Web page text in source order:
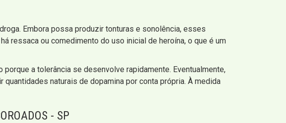
Embora possa produzir tonturas e sonolência, esses
ressaca ou comedimento do uso inicial de heroína, o que é um
a tolerância se desenvolve rapidamente. Eventualmente,
naturais de dopamina por conta própria. À medida
- SP